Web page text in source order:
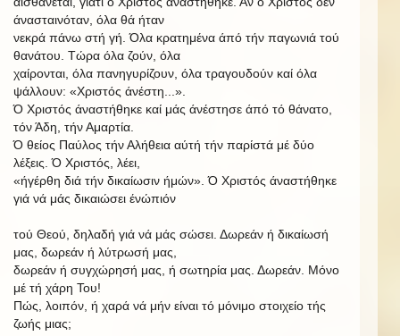
άνασταινόταν, όλα θά ήταν
νεκρά πάνω στή γή. Όλα κρατημένα άπό τήν παγωνιά τού
θανάτου. Τώρα όλα ζούν, όλα
χαίρονται, όλα πανηγυρίζουν, όλα τραγουδούν καί όλα
ψάλλουν: «Χριστός άνέστη...».
Ό Χριστός άναστήθηκε καί μάς άνέστησε άπό τό θάνατο,
τόν Άδη, τήν Αμαρτία.
Ό θείος Παύλος τήν Αλήθεια αύτή τήν παρίστά μέ δύο
λέξεις. Ό Χριστός, λέει,
«ήγέρθη διά τήν δικαίωσιν ήμών». Ό Χριστός άναστήθηκε
γιά νά μάς δικαιώσει ένώπιόν
τού Θεού, δηλαδή γιά νά μάς σώσει. Δωρεάν ή δικαίωσή
μας, δωρεάν ή λύτρωσή μας,
δωρεάν ή συγχώρησή μας, ή σωτηρία μας. Δωρεάν. Μόνο
μέ τή χάρη Του!
Πώς, λοιπόν, ή χαρά νά μήν είναι τό μόνιμο στοιχείο τής
ζωής μιας;